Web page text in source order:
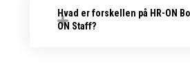
Hvad er forskellen på HR-ON
ON Staff?